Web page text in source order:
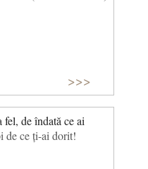
>>>
de îndată ce ai
de ce ți-ai dorit!